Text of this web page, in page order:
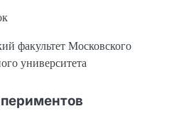
факультет Московского
университета